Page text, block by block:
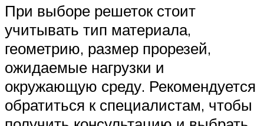
При выборе решеток стоит
учитывать тип материала,
геометрию, размер прорезей,
ожидаемые нагрузки и
окружающую среду. Рекомендуется
обратиться к специалистам, чтобы